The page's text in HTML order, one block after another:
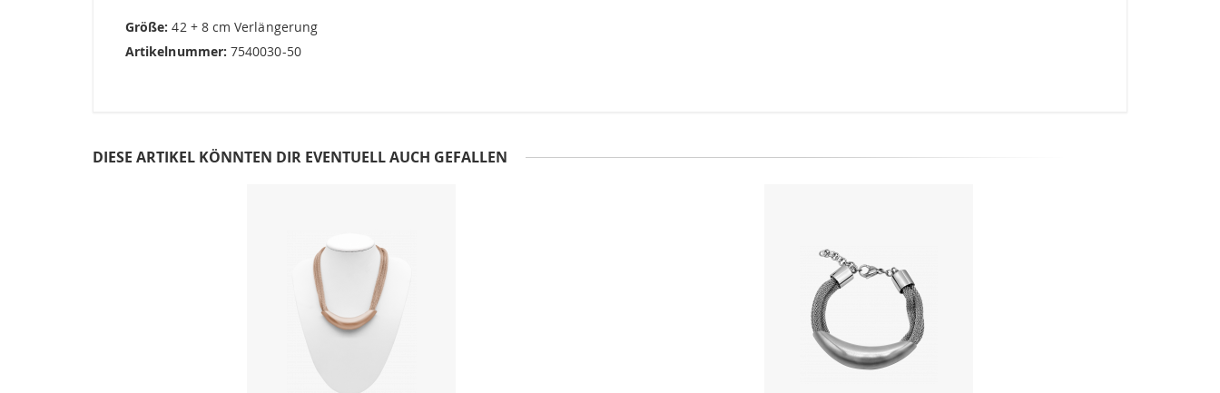
Größe: 42 + 8 cm Verlängerung
Artikelnummer: 7540030-50
DIESE ARTIKEL KÖNNTEN DIR EVENTUELL AUCH GEFALLEN